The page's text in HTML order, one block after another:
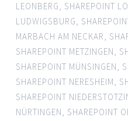
LEONBERG, SHAREPOINT
LUDWIGSBURG,
MARBACH AM NECKAR,
SHAREPOINT METZINGEN,
SHAREPOINT MÜNSINGEN,
SHAREPOINT NERESHEIM,
SHAREPOINT
NÜRTINGEN, SHAREPOINT